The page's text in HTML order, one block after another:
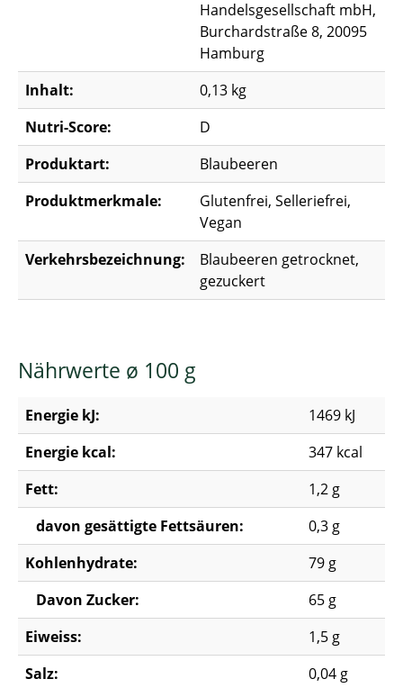
Handelsgesellschaft mbH,
Burchardstraße 8, 20095
Hamburg
Inhalt:
0,13 kg
Nutri-Score:
D
Produktart:
Blaubeeren
Produktmerkmale:
Glutenfrei, Selleriefrei,
Vegan
Verkehrsbezeichnung:
Blaubeeren getrocknet,
gezuckert
Nährwerte ø 100 g
Energie kJ:
1469 kJ
Energie kcal:
347 kcal
Fett:
1,2 g
davon gesättigte Fettsäuren:
0,3 g
Kohlenhydrate:
79 g
Davon Zucker:
65 g
Eiweiss:
1,5 g
Salz:
0,04 g